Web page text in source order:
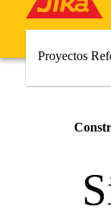
Proyectos